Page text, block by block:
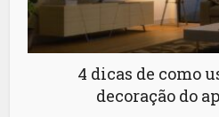
4 dicas de como
decoração do